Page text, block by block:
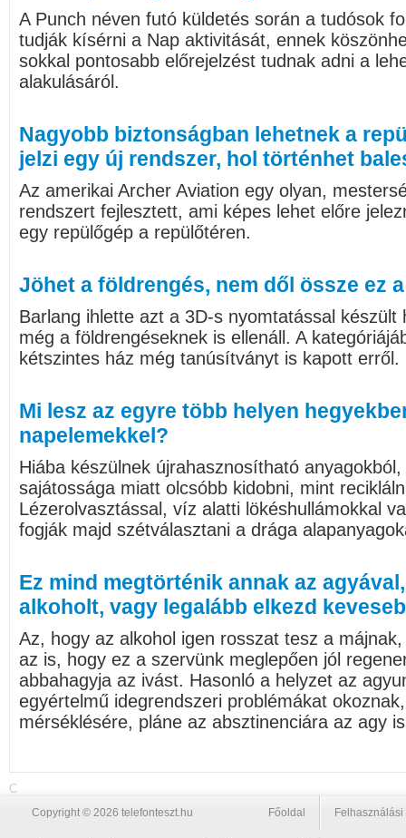
A Punch néven futó küldetés során a tudósok
tudják kísérni a Nap aktivitását, ennek
sokkal pontosabb előrejelzést tudnak adni a
alakulásáról.
Nagyobb biztonságban lehetnek a
jelzi egy új rendszer, hol történhet
Az amerikai Archer Aviation egy olyan,
rendszert fejlesztett, ami képes lehet előre
egy repülőgép a repülőtéren.
Jöhet a földrengés, nem dől össze ez
Barlang ihlette azt a 3D-s nyomtatással készült
még a földrengéseknek is ellenáll. A
kétszintes ház még tanúsítványt is kapott erről.
Mi lesz az egyre több helyen
napelemekkel?
Hiába készülnek újrahasznosítható
sajátossága miatt olcsóbb kidobni, mint
Lézerolvasztással, víz alatti lökéshullámokkal
fogják majd szétválasztani a drága
Ez mind megtörténik annak az
alkoholt, vagy legalább elkezd
Az, hogy az alkohol igen rosszat tesz a
az is, hogy ez a szervünk meglepően jól
abbahagyja az ivást. Hasonló a helyzet az
egyértelmű idegrendszeri problémákat
mérséklésére, pláne az absztinenciára az agy
C
Copyright © 2026 telefonteszt.hu Főoldal